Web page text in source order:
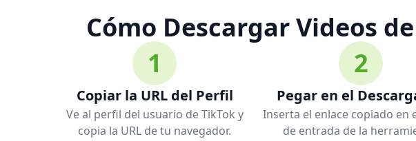
Cómo Descargar Videos
1
Copiar la URL del Perfil
Ve al perfil del usuario de TikTok y
copia la URL de tu navegador.
2
Pegar en el
Inserta el enlace copiado en
de entrada de la